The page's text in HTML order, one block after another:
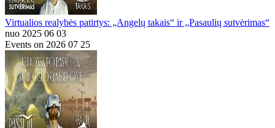
Virtualios realybės patirtys: „Angelų takais“ ir „Pasaulių sutvėrimas“
nuo 2025 06 03
Events on 2026 07 25